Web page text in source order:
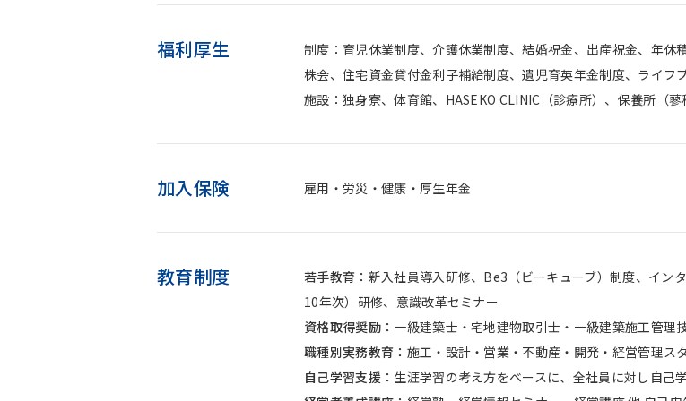
福利厚生
制度：育児休業制度、介護休業制度、結婚祝金、出産祝金、年
株会、住宅資金貸付金利子補給制度、遺児育英年金制度、ライフ
施設：独身寮、体育館、HASEKO CLINIC（診療所）、保養所（
加入保険 雇用・労災・健康・厚生年金
教育制度 若手教育： 新入社員導入研修、Be3（ビーキューブ）制度、イン
10年次）研修、意識改革セミナー
資格取得奨励： 一級建築士・宅地建物取引士・一級建築施工管理
職種別実務教育： 施工・設計・営業・不動産・開発・経営管理ス
自己学習支援： 生涯学習の考え方をベースに、全社員に対し自己